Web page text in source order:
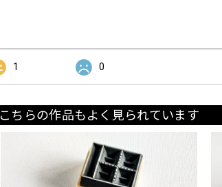
1 0
こちらの作品もよく見られています